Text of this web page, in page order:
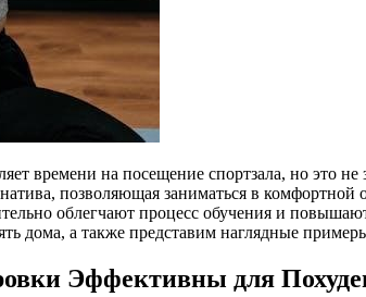
времени на посещение спортзала, но это
позволяющая заниматься в
облегчают процесс обучения и
дома, а также представим наглядные
Эффективны для